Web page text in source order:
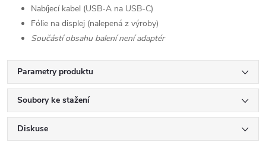
Nabíjecí kabel (USB-A na USB-C)
Fólie na displej (nalepená z výroby)
Součástí obsahu balení není adaptér
Parametry produktu
Soubory ke stažení
Diskuse